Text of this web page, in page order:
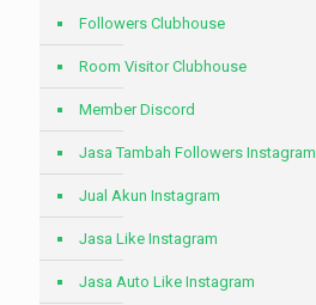
Followers Clubhouse
Room Visitor Clubhouse
Member Discord
Jasa Tambah Followers Instagram
Jual Akun Instagram
Jasa Like Instagram
Jasa Auto Like Instagram